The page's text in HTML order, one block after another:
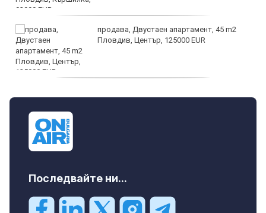
продава, Двустаен апартамент, 45 m2
Пловдив, Център, 125000 EUR
Последвайте ни...